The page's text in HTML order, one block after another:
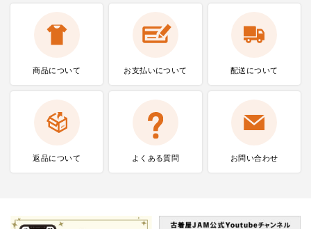
商品について お支払いについて 配送について
返品について よくある質問 お問い合わせ